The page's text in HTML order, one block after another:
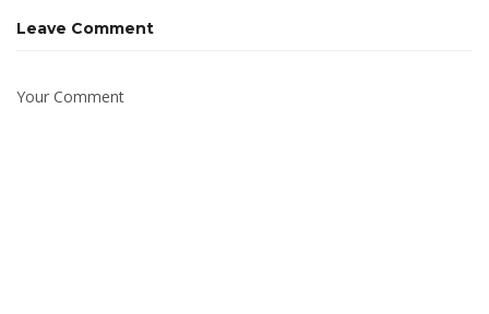
Leave Comment
Your Comment